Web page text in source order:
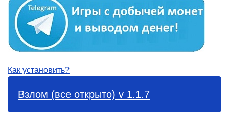
Как установить?
Взлом (все открыто) v 1.1.7